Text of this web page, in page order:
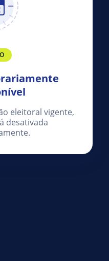
eleitoral vigente,
desativada